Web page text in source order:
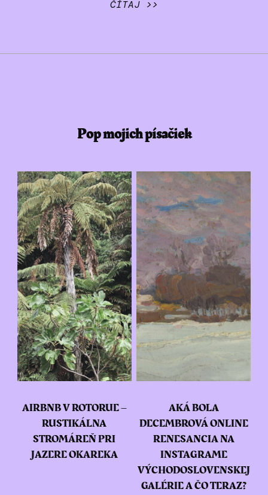
ČÍTAJ >>
Pop mojich písačiek
AIRBNB V ROTORUE –
RUSTIKÁLNA
STROMÁREŇ PRI
JAZERE OKAREKA
AKÁ BOLA
DECEMBROVÁ ONLINE
RENESANCIA NA
INSTAGRAME
VÝCHODOSLOVENSKEJ
GALÉRIE A ČO TERAZ?